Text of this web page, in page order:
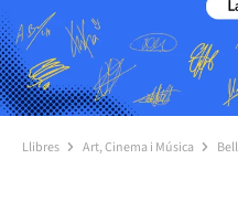
Llibres Art, Cinema i Música